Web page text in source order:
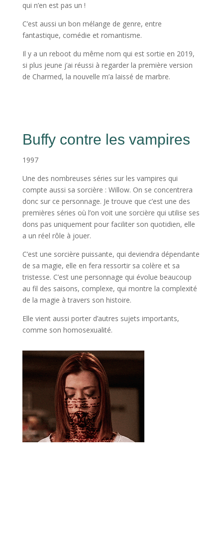
qui n’en est pas un !
C’est aussi un bon mélange de genre, entre
fantastique, comédie et romantisme.
Il y a un reboot du même nom qui est sortie en 2019,
si plus jeune j’ai réussi à regarder la première version
de Charmed, la nouvelle m’a laissé de marbre.
Buffy contre les vampires
1997
Une des nombreuses séries sur les vampires qui
compte aussi sa sorcière : Willow. On se concentrera
donc sur ce personnage. Je trouve que c’est une des
premières séries où l’on voit une sorcière qui utilise ses
dons pas uniquement pour faciliter son quotidien, elle
a un réel rôle à jouer.
C’est une sorcière puissante, qui deviendra dépendante
de sa magie, elle en fera ressortir sa colère et sa
tristesse. C’est une personnage qui évolue beaucoup
au fil des saisons, complexe, qui montre la complexité
de la magie à travers son histoire.
Elle vient aussi porter d’autres sujets importants,
comme son homosexualité.